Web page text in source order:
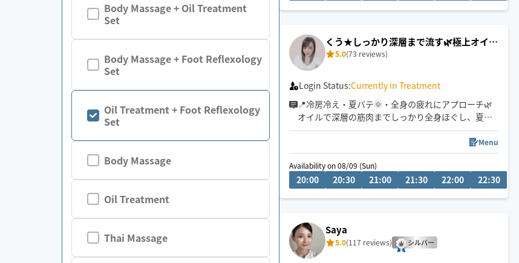
Body Massage + Oil Treatment
Set
Body Massage + Foot Reflexology
Set
Oil Treatment + Foot Reflexology
Set
Body Massage
Oil Treatment
Thai Massage
足の浮腫み
末端冷え性
お客様の身体に合った施術でメニューをご提案させ
て頂きます👏
小さなお子さまやペットが居るお宅も歓迎です🐶😺
くう★しっかり深層まで流す🌿極上オイル
リンパ
5.0(73 reviews)
Login Status:Currently in Treatment
📍冷房冷え・夏バテ🌞・全身の疲れにアプローチ🌿
オイルで深層の筋肉までしっかり全身ほぐし、夏の
重だるいお身体を芯からリセットいたします。極上
のヘッドケアも得意です！お好みの圧で丁寧に施術
いたします。
全身からヘッドまでしっかり流させていただきます
✨
👶お子様ご一緒🉑
🐶🐱わんちゃん猫ちゃん🉑
Menu
Availability on 08/09 (Sun)
20:00 20:30 21:00 21:30 22:00 22:30
Saya
5.0(117 reviews) シルバー